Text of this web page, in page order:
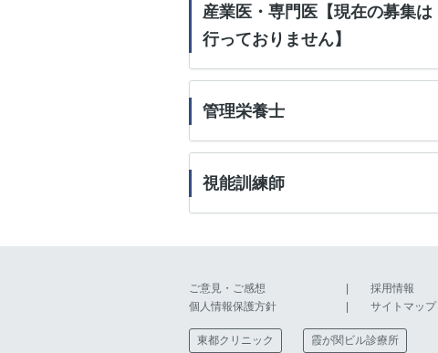
産業医・専門医【現在の募集は
行っておりません】
管理栄養士
視能訓練師
ご意見・ご感想 採用情報
個人情報保護方針
サイトマップ
東都クリニック 霞が関ビル診療所